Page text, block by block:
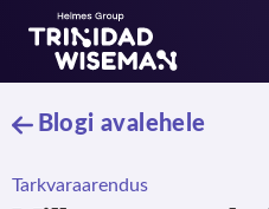
Skip to main content
Blogi avalehele
Tarkvaraarendus